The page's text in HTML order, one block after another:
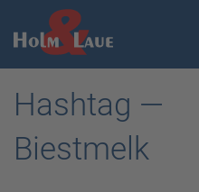
Hashtag —
Biestmelk